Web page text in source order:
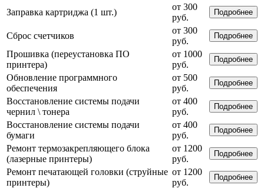
Заправка картриджа (1 шт.)
от 300
руб.
Подробнее
Сброс счетчиков
от 300
руб.
Подробнее
Прошивка (переустановка ПО
принтера)
от 1000
руб.
Подробнее
Обновление программного
обеспечения
от 500
руб.
Подробнее
Восстановление системы подачи
чернил \ тонера
от 400
руб.
Подробнее
Восстановление системы подачи
бумаги
от 400
руб.
Подробнее
Ремонт термозакрепляющего блока
(лазерные принтеры)
от 1200
руб.
Подробнее
Ремонт печатающей головки (струйные
принтеры)
от 1200
руб.
Подробнее